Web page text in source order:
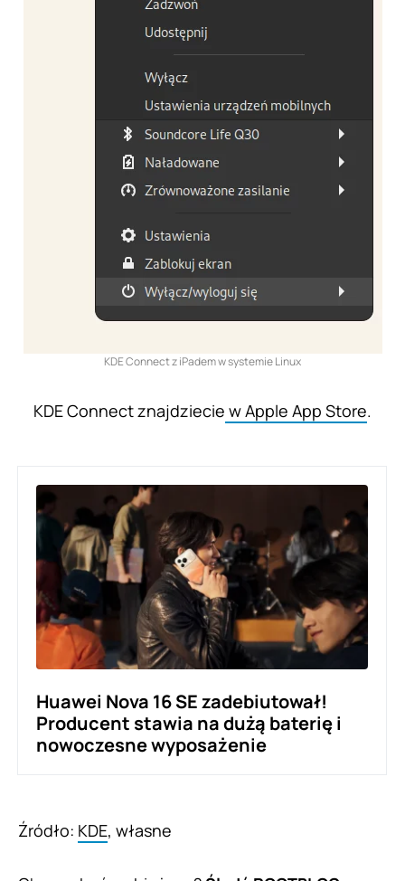
KDE Connect z iPadem w systemie Linux
KDE Connect znajdziecie w Apple App Store.
Huawei Nova 16 SE zadebiutował!
Producent stawia na dużą baterię i
nowoczesne wyposażenie
Źródło: KDE, własne